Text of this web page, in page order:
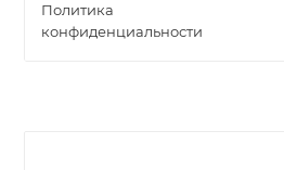
Политика
конфиденциальности